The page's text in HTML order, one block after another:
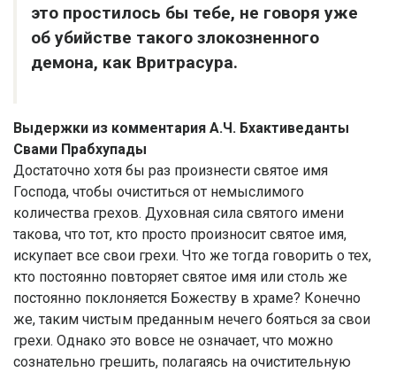
это простилось бы тебе, не говоря уже
об убийстве такого злокозненного
демона, как Вритрасура.
Выдержки из комментария А.Ч. Бхактиведанты
Свами Прабхупады
Достаточно хотя бы раз произнести святое имя
Господа, чтобы очиститься от немыслимого
количества грехов. Духовная сила святого имени
такова, что тот, кто просто произносит святое имя,
искупает все свои грехи. Что же тогда говорить о тех,
кто постоянно повторяет святое имя или столь же
постоянно поклоняется Божеству в храме? Конечно
же, таким чистым преданным нечего бояться за свои
грехи. Однако это вовсе не означает, что можно
сознательно грешить, полагаясь на очистительную